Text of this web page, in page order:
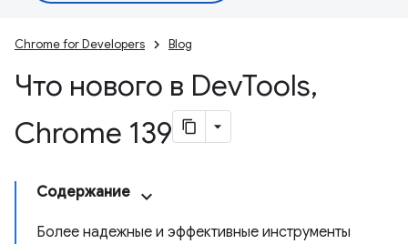
Chrome for Developers Blog
Что нового в DevTools,
Chrome 139
Содержание
Более надежные и эффективные инструменты